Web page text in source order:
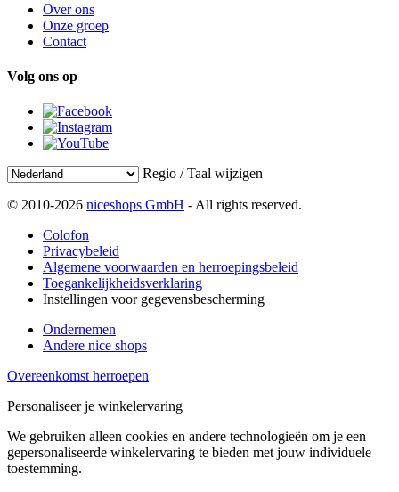
Over ons
Onze groep
Contact
Volg ons op
Regio / Taal wijzigen
© 2010-2026 niceshops GmbH - All rights reserved.
Colofon
Privacybeleid
Algemene voorwaarden en herroepingsbeleid
Toegankelijkheidsverklaring
Instellingen voor gegevensbescherming
Ondernemen
Andere nice shops
Overeenkomst herroepen
Personaliseer je winkelervaring
We gebruiken alleen cookies en andere technologieën om je een
gepersonaliseerde winkelervaring te bieden met jouw individuele
toestemming.